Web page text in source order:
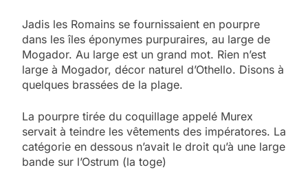
Jadis les Romains se fournissaient en pourpre
dans les îles éponymes purpuraires, au large de
Mogador. Au large est un grand mot. Rien n’est
large à Mogador, décor naturel d’Othello. Disons à
quelques brassées de la plage.
La pourpre tirée du coquillage appelé Murex
servait à teindre les vêtements des impératores. La
catégorie en dessous n’avait le droit qu’à une large
bande sur l’Ostrum (la toge)